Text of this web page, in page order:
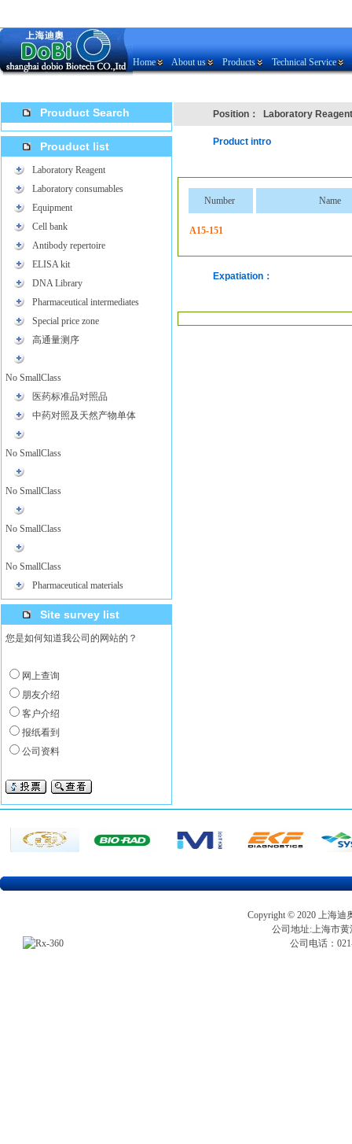
Home About us Products Technical Service
Prouduct Search
Prouduct list
Laboratory Reagent
Laboratory consumables
Equipment
Cell bank
Antibody repertoire
ELISA kit
DNA Library
Pharmaceutical intermediates
Special price zone
高通量测序
No SmallClass
医药标准品对照品
中药对照及天然产物单体
No SmallClass
No SmallClass
No SmallClass
No SmallClass
Pharmaceutical materials
Site survey list
您是如何知道我公司的网站的？
网上查询
朋友介绍
客户介绍
报纸看到
公司资料
Position： Laboratory Reagent
Product intro
Number Name
A15-151
Expatiation：
Copyright © 2020 上海
公司地址:上海市黄
公司电话：